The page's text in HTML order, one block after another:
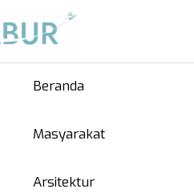
Beranda
Masyarakat
Arsitektur